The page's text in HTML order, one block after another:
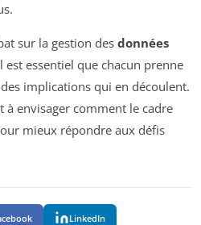
sur la gestion des données
est essentiel que chacun prenne
implications qui en découlent.
à envisager comment le cadre
mieux répondre aux défis
LinkedIn